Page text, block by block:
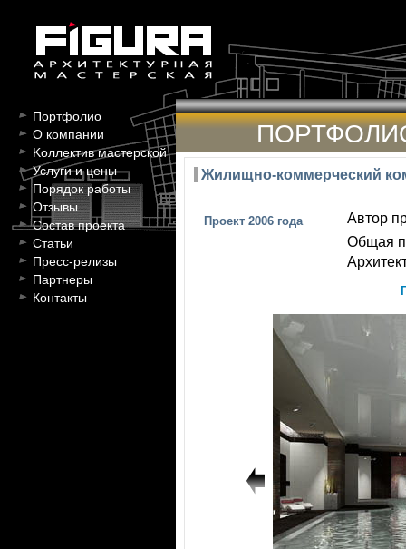
Портфолио
О компании
Kоллектив мастерской
Услуги и цены
Порядок работы
Отзывы
Состав проекта
Статьи
Пресс-релизы
Партнеры
Контакты
Жилищно-коммерческий
Проект 2006 года
Автор
Общая